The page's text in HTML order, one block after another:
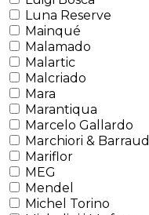
Luna Reserve
Mainqué
Malamado
Malartic
Malcriado
Mara
Marantiqua
Marcelo Gallardo
Marchiori & Barraud
Mariflor
MEG
Mendel
Michel Torino